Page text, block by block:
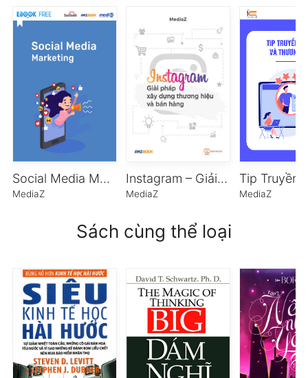
Social Media Marketing và những lưu ý quan trọng
MediaZ
Instagram – Giải Pháp Xây Dựng Thương Hiệu Và Bán Hàng
MediaZ MediaZ
Sách cùng thể loại